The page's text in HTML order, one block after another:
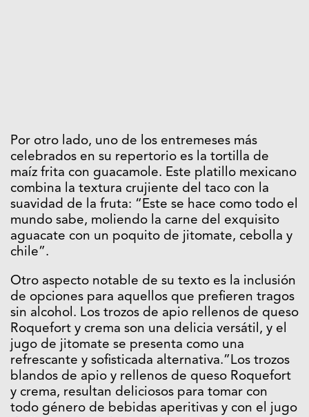
Por otro lado, uno de los entremeses más
celebrados en su repertorio es la tortilla de
maíz frita con guacamole. Este platillo mexicano
combina la textura crujiente del taco con la
suavidad de la fruta: “Este se hace como todo el
mundo sabe, moliendo la carne del exquisito
aguacate con un poquito de jitomate, cebolla y
chile”.
Otro aspecto notable de su texto es la inclusión
de opciones para aquellos que prefieren tragos
sin alcohol. Los trozos de apio rellenos de queso
Roquefort y crema son una delicia versátil, y el
jugo de jitomate se presenta como una
refrescante y sofisticada alternativa.”Los trozos
blandos de apio y rellenos de queso Roquefort
y crema, resultan deliciosos para tomar con
todo género de bebidas aperitivas y con el jugo